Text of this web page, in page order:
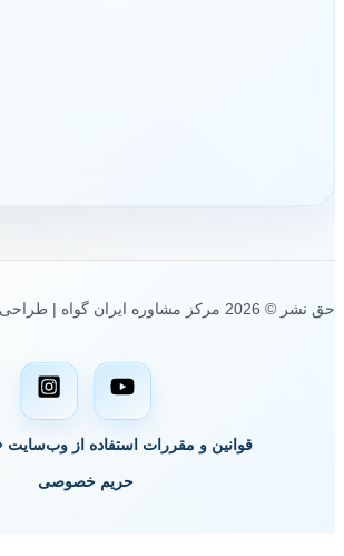
حق نشر © 2026 مرکز مشاوره ایران گواه | طراحی و توسعه: محمد طاهری
قوانین و مقررات استفاده از وب‌سایت
حریم خصوصی